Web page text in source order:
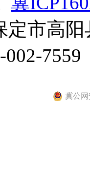
市高
7559
冀公网